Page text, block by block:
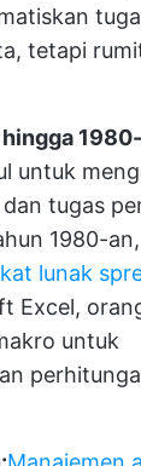
tetapi
untuk
tugas
1980-
lunak
Excel,
untuk